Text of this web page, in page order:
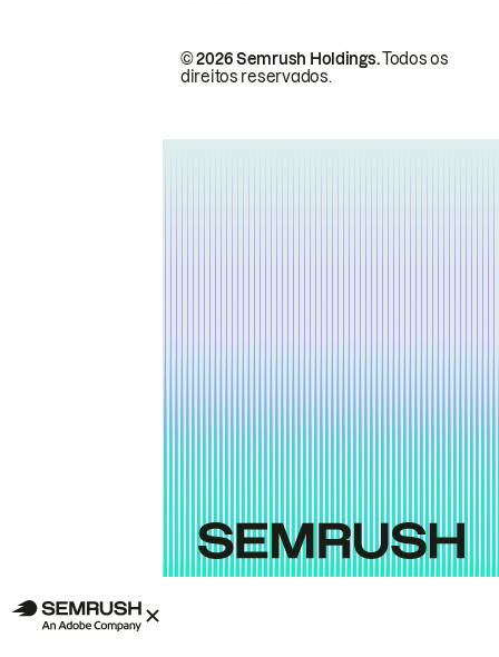
© 2026 Semrush Holdings.Todos os
direitos reservados.